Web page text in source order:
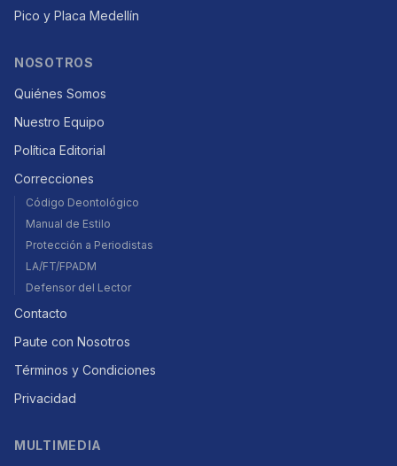
Pico y Placa Medellín
NOSOTROS
Quiénes Somos
Nuestro Equipo
Política Editorial
Correcciones
Código Deontológico
Manual de Estilo
Protección a Periodistas
LA/FT/FPADM
Defensor del Lector
Contacto
Paute con Nosotros
Términos y Condiciones
Privacidad
MULTIMEDIA